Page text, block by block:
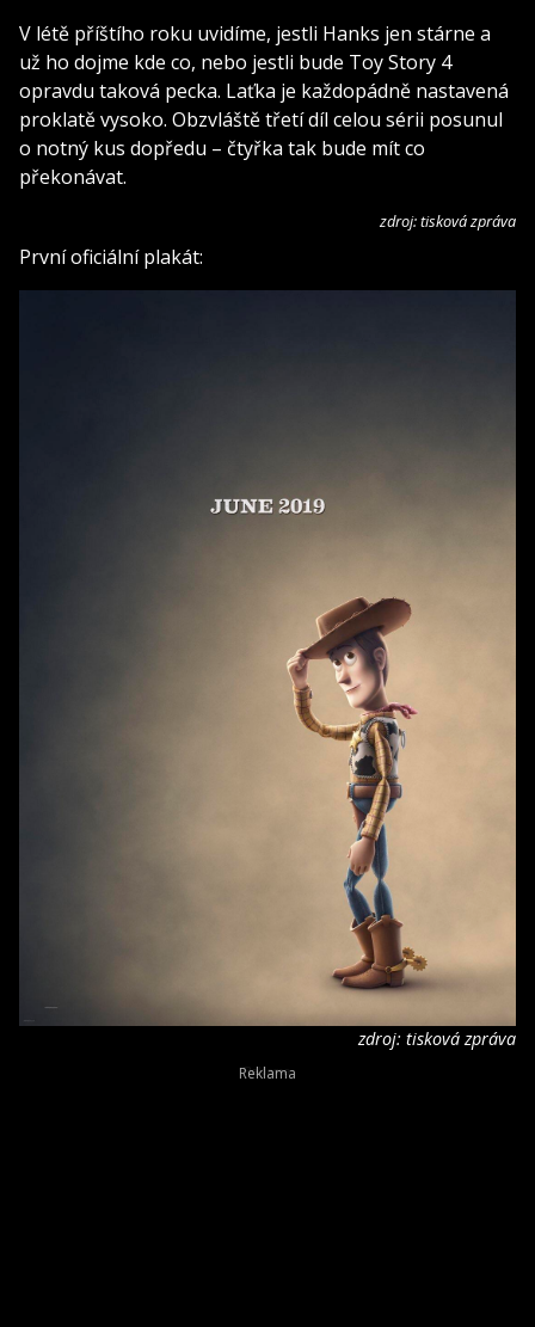
V létě příštího roku uvidíme, jestli Hanks jen stárne a
už ho dojme kde co, nebo jestli bude Toy Story 4
opravdu taková pecka. Laťka je každopádně nastavená
proklatě vysoko. Obzvláště třetí díl celou sérii posunul
o notný kus dopředu – čtyřka tak bude mít co
překonávat.
zdroj: tisková zpráva
První oficiální plakát:
zdroj: tisková zpráva